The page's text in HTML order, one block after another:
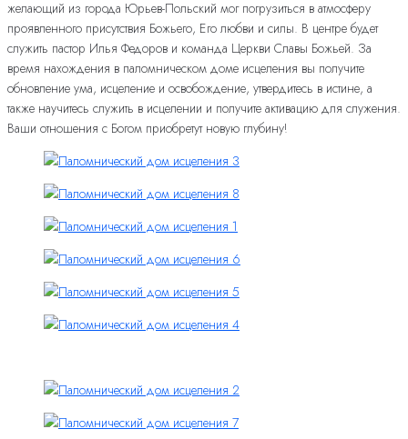
желающий из города Юрьев-Польский мог погрузиться в атмосферу
проявленного присутствия Божьего, Его любви и силы. В центре будет
служить пастор Илья Федоров и команда Церкви Славы Божьей. За
время нахождения в паломническом доме исцеления вы получите
обновление ума, исцеление и освобождение, утвердитесь в истине, а
также научитесь служить в исцелении и получите активацию для служения.
Ваши отношения с Богом приобретут новую глубину!